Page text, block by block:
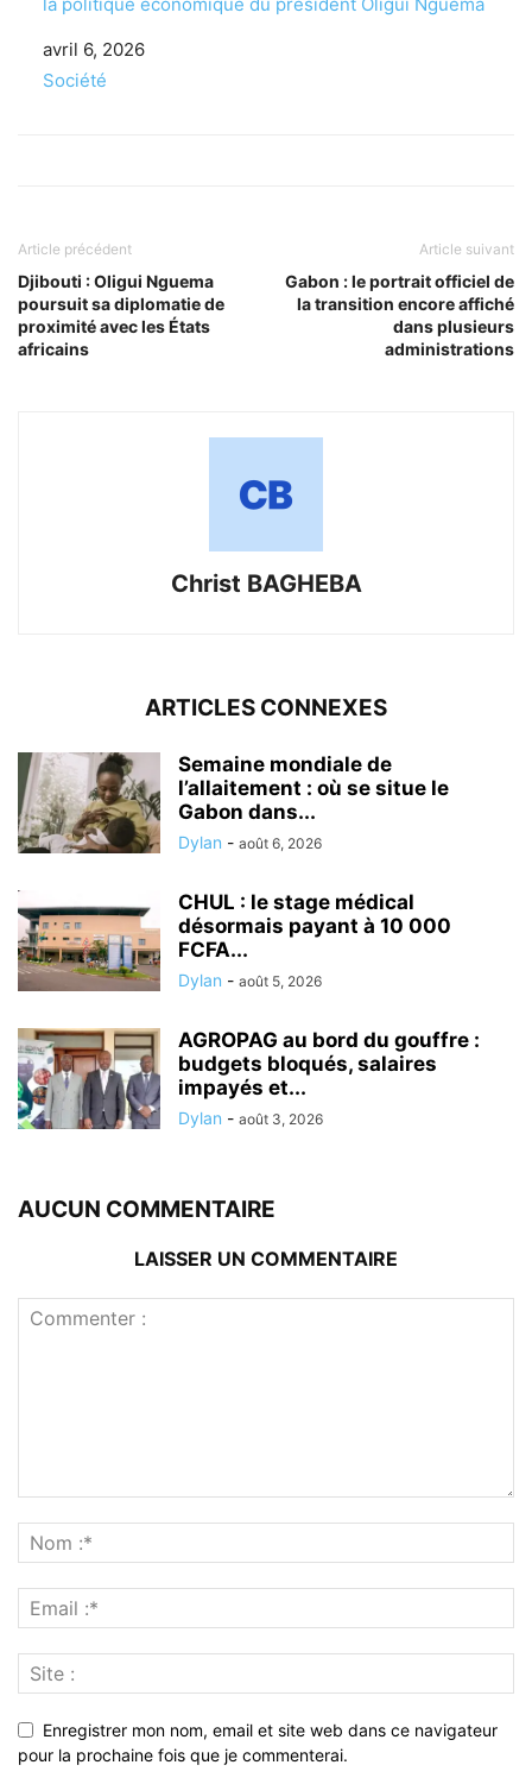
Date
avril 6, 2026
Par rapport à
Société
Article précédent
Djibouti : Oligui Nguema
poursuit sa diplomatie de
proximité avec les États
africains
Article suivant
Gabon : le portrait officiel de
la transition encore affiché
dans plusieurs
administrations
Christ BAGHEBA
ARTICLES CONNEXES
Semaine mondiale de
l’allaitement : où se situe le
Gabon dans...
Dylan - août 6, 2026
CHUL : le stage médical
désormais payant à 10 000
FCFA...
Dylan - août 5, 2026
AGROPAG au bord du gouffre :
budgets bloqués, salaires
impayés et...
Dylan - août 3, 2026
AUCUN COMMENTAIRE
LAISSER UN COMMENTAIRE
Enregistrer mon nom, email et site web dans ce navigateur
pour la prochaine fois que je commenterai.